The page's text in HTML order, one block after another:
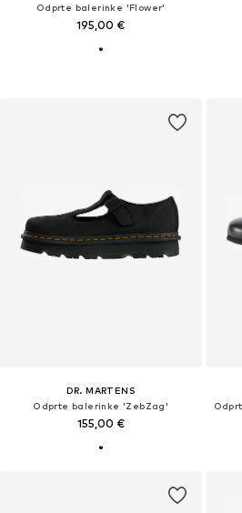
Odprte balerinke 'Flower'
195,00 €
DR. MARTENS
Odprte balerinke 'ZebZag'
155,00 €